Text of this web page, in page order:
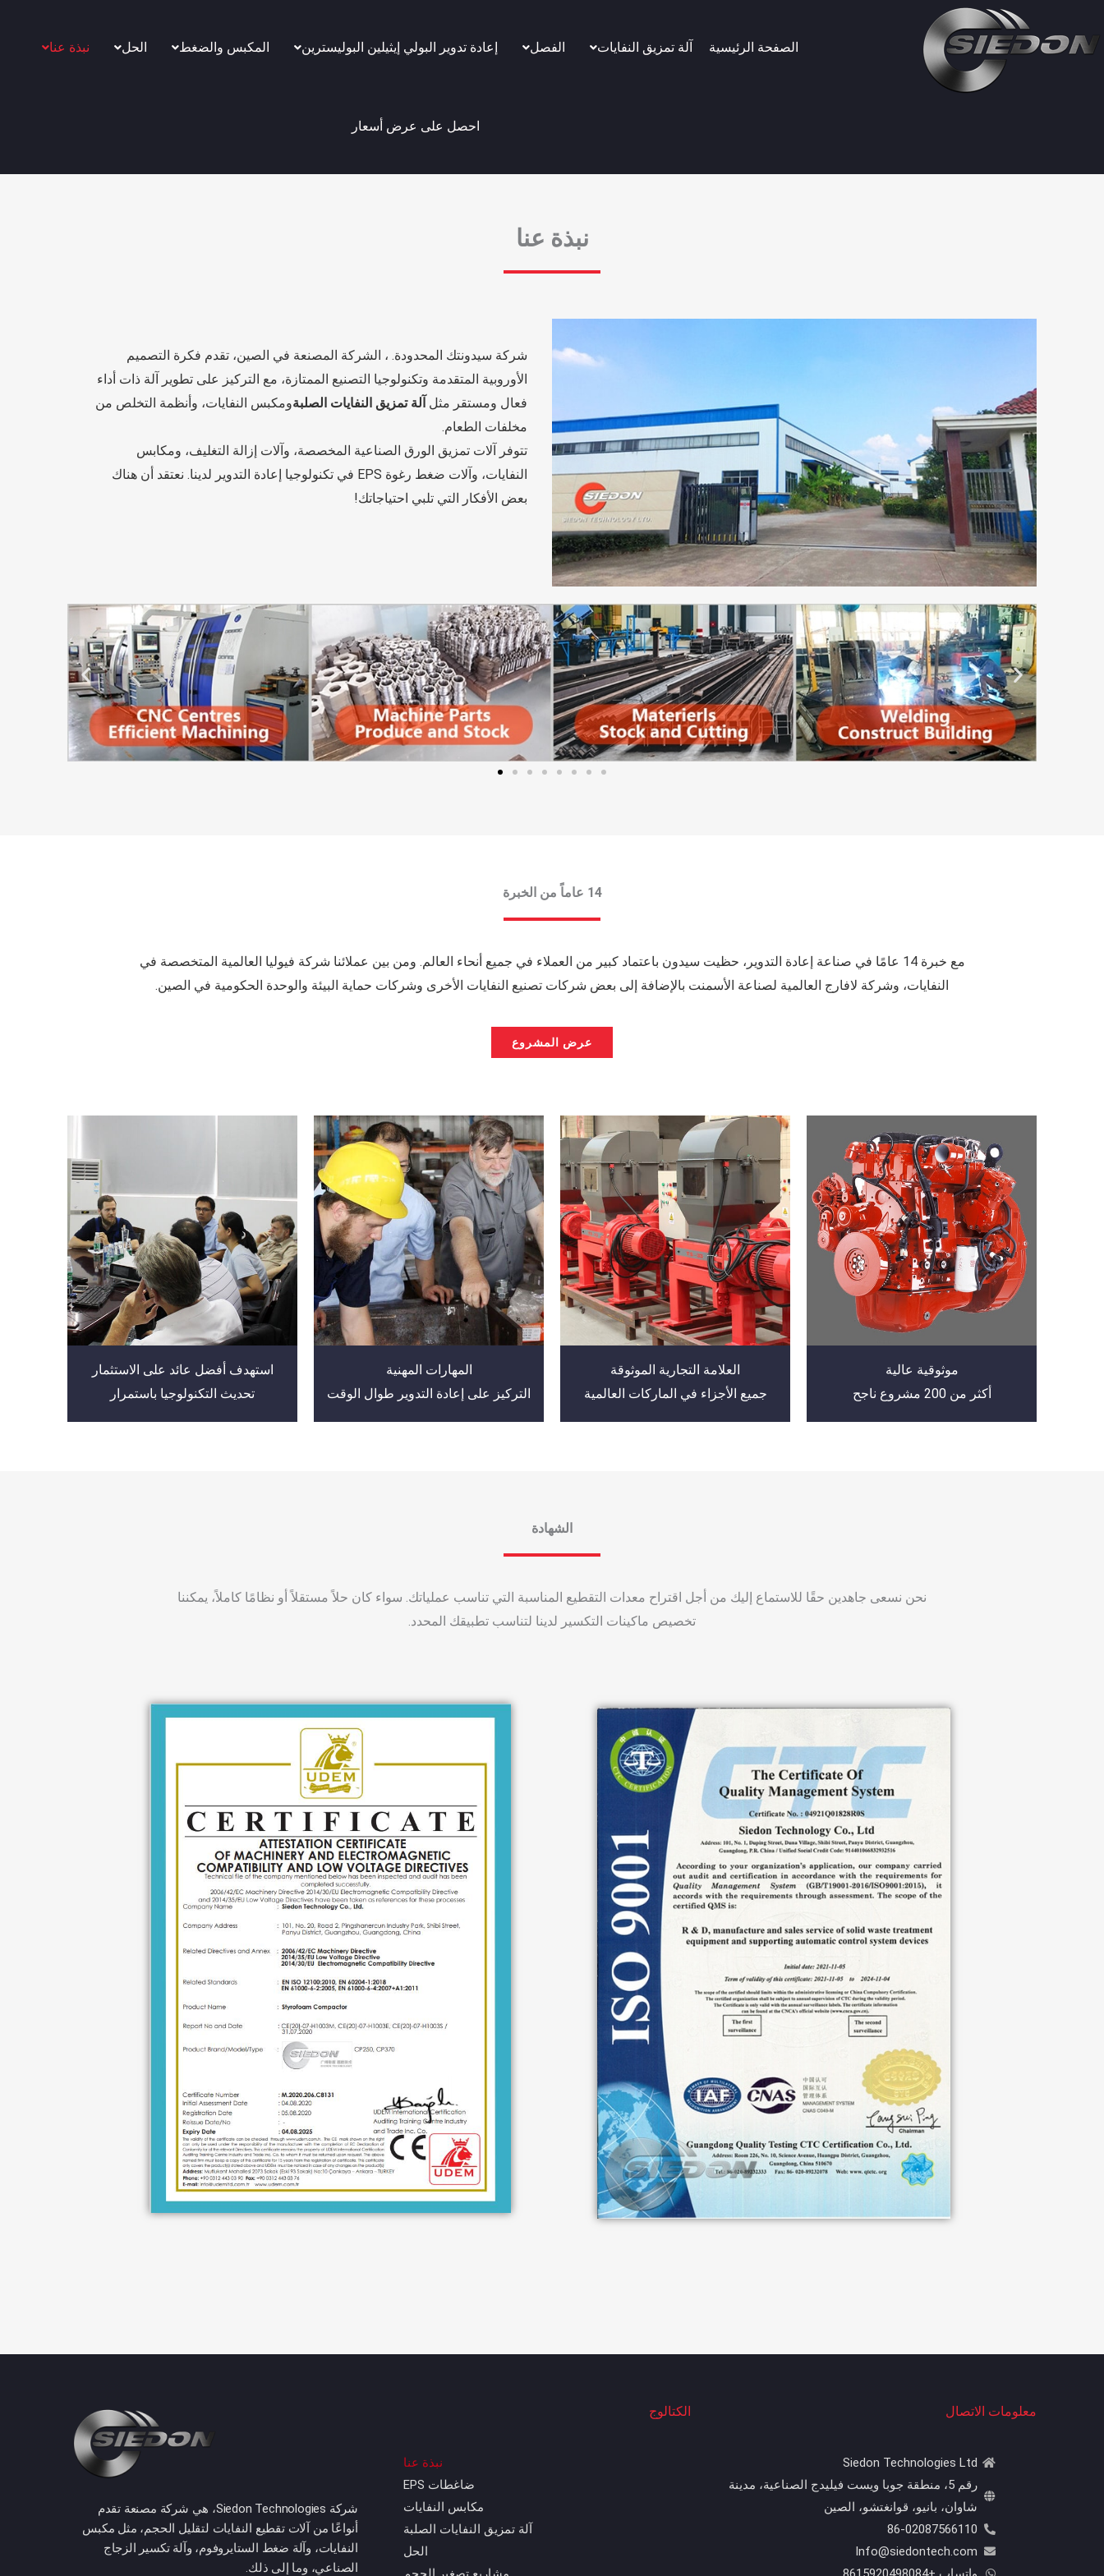
المحتوى
الصفحة الرئيسية آلة تمزيق النفايات الفصل إعادة تدوير البولي إيثيلين البوليسترين المكبس والضغط الحل نبذة عنا
احصل على عرض أسعار
نبذة عنا
شركة سيدونتك المحدودة. ، الشركة المصنعة في الصين، تقدم فكرة التصميم
الأوروبية المتقدمة وتكنولوجيا التصنيع الممتازة، مع التركيز على تطوير آلة ذات أداء
فعال ومستقر مثل آلة تمزيق النفايات الصلبةومكبس النفايات، وأنظمة التخلص من
مخلفات الطعام.
تتوفر آلات تمزيق الورق الصناعية المخصصة، وآلات إزالة التغليف، ومكابس
النفايات، وآلات ضغط رغوة EPS في تكنولوجيا إعادة التدوير لدينا. نعتقد أن هناك
بعض الأفكار التي تلبي احتياجاتك!
14 عاماً من الخبرة
مع خبرة 14 عامًا في صناعة إعادة التدوير، حظيت سيدون باعتماد كبير من العملاء في جميع أنحاء العالم. ومن بين عملائنا شركة فيوليا العالمية المتخصصة في
النفايات، وشركة لافارج العالمية لصناعة الأسمنت بالإضافة إلى بعض شركات تصنيع النفايات الأخرى وشركات حماية البيئة والوحدة الحكومية في الصين.
عرض المشروع
موثوقية عالية
أكثر من 200 مشروع ناجح
العلامة التجارية الموثوقة
جميع الأجزاء في الماركات العالمية
المهارات المهنية
التركيز على إعادة التدوير طوال الوقت
استهدف أفضل عائد على الاستثمار
تحديث التكنولوجيا باستمرار
الشهادة
نحن نسعى جاهدين حقًا للاستماع إليك من أجل اقتراح معدات التقطيع المناسبة التي تناسب عملياتك. سواء كان حلاً مستقلاً أو نظامًا كاملاً، يمكننا
تخصيص ماكينات التكسير لدينا لتناسب تطبيقك المحدد.
معلومات الاتصال
Siedon Technologies Ltd
رقم 5، منطقة جوبا ويست فيليدج الصناعية، مدينة
شاوان، بانيو، قوانغتشو، الصين
86-02087566110
Info@siedontech.com
الكتالوج
نبذة عنا
ضاغطات EPS
مكابس النفايات
آلة تمزيق النفايات الصلبة
الحل
شركة Siedon Technologies، هي شركة مصنعة تقدم
أنواعًا من آلات تقطيع النفايات لتقليل الحجم، مثل مكبس
النفايات، وآلة ضغط الستايروفوم، وآلة تكسير الزجاج
الصناعي، وما إلى ذلك.